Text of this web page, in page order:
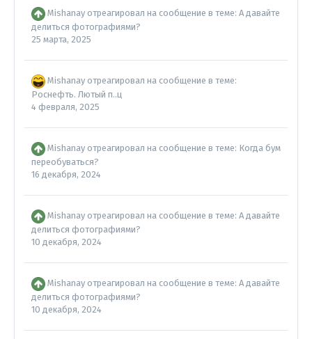
Mishanay отреагировал на сообщение в теме: А давайте
делиться фотографиями?
25 марта, 2025
Mishanay отреагировал на сообщение в теме:
Роснефть. Лютый п..ц
4 февраля, 2025
Mishanay отреагировал на сообщение в теме: Когда бум
переобуваться?
16 декабря, 2024
Mishanay отреагировал на сообщение в теме: А давайте
делиться фотографиями?
10 декабря, 2024
Mishanay отреагировал на сообщение в теме: А давайте
делиться фотографиями?
10 декабря, 2024